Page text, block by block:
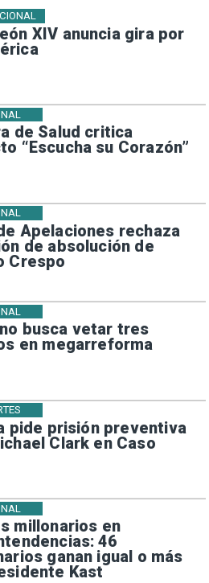
XIV anuncia gira por
de Salud critica
“Escucha su Corazón”
Apelaciones rechaza
de absolución de
Crespo
busca vetar tres
en megarreforma
pide prisión preventiva
Clark en Caso
millonarios en
46
ganan igual o más
Kast